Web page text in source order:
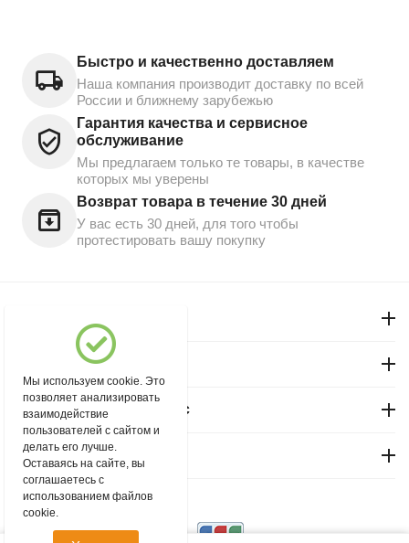
Быстро и качественно доставляем
Наша компания производит доставку по всей
России и ближнему зарубежью
Гарантия качества и сервисное
обслуживание
Мы предлагаем только те товары, в качестве
которых мы уверены
Возврат товара в течение 30 дней
У вас есть 30 дней, для того чтобы
протестировать вашу покупку
Магазин "Северный"
Покупательский сервис
Контакты
© 2004 - 2026 msever.ru.
Мы используем cookie. Это
позволяет анализировать
взаимодействие
пользователей с сайтом и
делать его лучше.
Оставаясь на сайте, вы
соглашаетесь с
использованием файлов
cookie.